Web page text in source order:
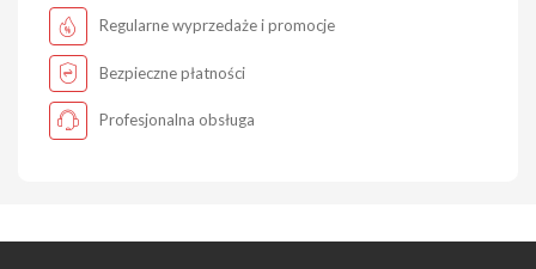
Regularne wyprzedaże i promocje
Bezpieczne płatności
Profesjonalna obsługa